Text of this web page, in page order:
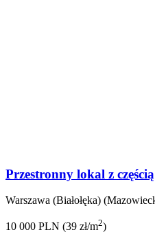
Przestronny lokal z
Warszawa (Białołęka)
10 000 PLN (39 zł/m2)